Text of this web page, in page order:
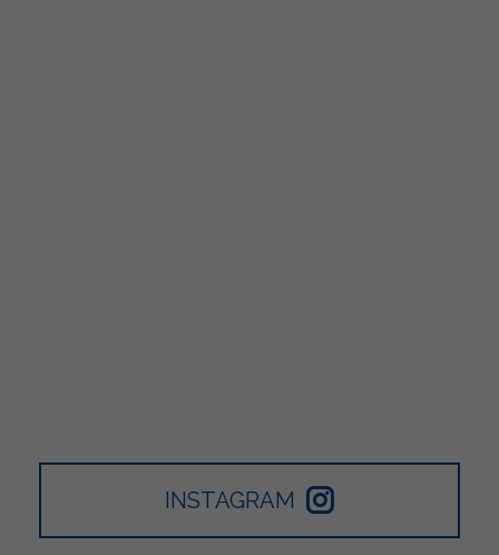
INSTAGRAM